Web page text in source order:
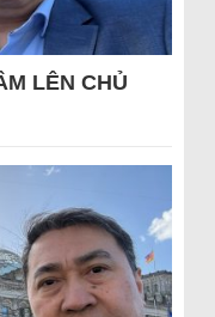
LÊN CHỦ